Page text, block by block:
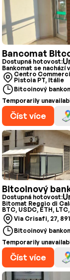
Bancomat
Dostupná hotovost:
Bankomat se nachází
Centro
Pistoia PT, Itálie
Bitcoinový
Temporarily
Číst více
Bitcoinový
Dostupná hotovost:
Bitomat Reggio di
BTC, USDC, ETH,
Via Crisafi, 27,
Bitcoinový
Temporarily
Číst více